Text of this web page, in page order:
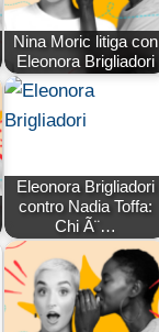
Nina Moric litiga con
Eleonora Brigliadori
Eleonora Brigliadori
contro Nadia Toffa:
Chi Ã¨…